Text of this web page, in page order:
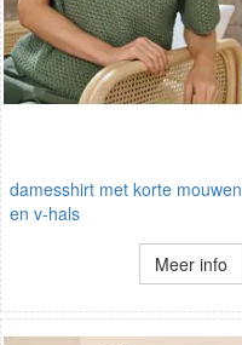
damesshirt met korte mouwen
en v-hals
Meer info